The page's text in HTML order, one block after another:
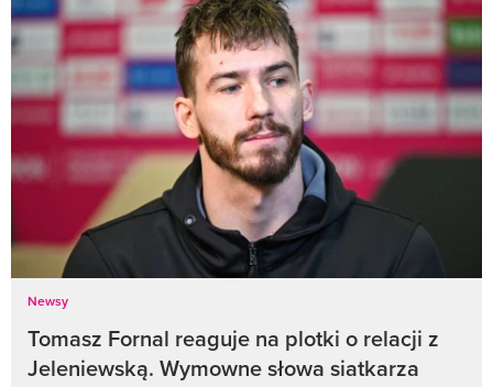
Newsy
Tomasz Fornal reaguje na plotki o relacji z
Jeleniewską. Wymowne słowa siatkarza